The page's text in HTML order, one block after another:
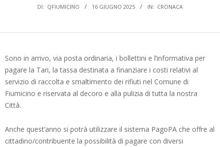
DI: QFIUMICINO 16 GIUGNO 2025 IN: CRONACA
Sono in arrivo, via posta ordinaria, i bollettini e l’informativa per
pagare la Tari, la tassa destinata a finanziare i costi relativi al
servizio di raccolta e smaltimento dei rifiuti nel Comune di
Fiumicino e riservata al decoro e alla pulizia di tutta la nostra
Città.
Anche quest’anno si potrà utilizzare il sistema PagoPA che offre al
cittadino/contribuente la possibilità di pagare con diversi